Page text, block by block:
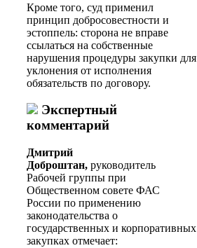
Кроме того, суд применил
принцип добросовестности и
эстоппель: сторона не вправе
ссылаться на собственные
нарушения процедуры закупки для
уклонения от исполнения
обязательств по договору.
Экспертный
комментарий
Дмитрий
Доброштан, руководитель
Рабочей группы при
Общественном совете ФАС
России по применению
законодательства о
государственных и корпоративных
закупках отмечает: